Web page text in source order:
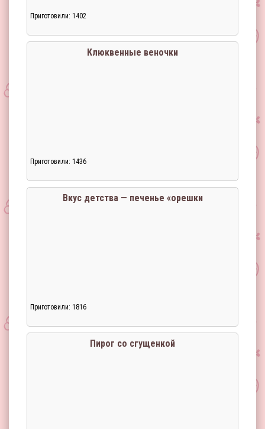
Приготовили: 1402
Клюквенные веночки
Приготовили: 1436
Вкус детства — печенье «орешки
Приготовили: 1816
Пирог со сгущенкой